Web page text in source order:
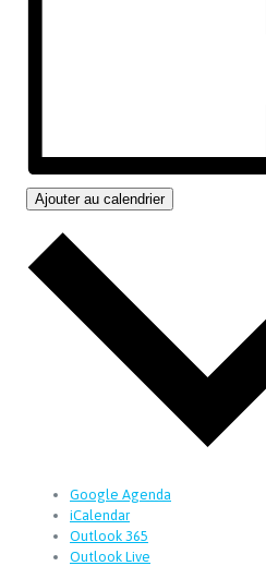
Ajouter au calendrier
Google Agenda
iCalendar
Outlook 365
Outlook Live